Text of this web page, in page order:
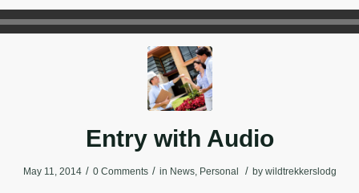
Entry with Audio
May 11, 2014 / 0 Comments / in News, Personal / by wildtrekkerslodg